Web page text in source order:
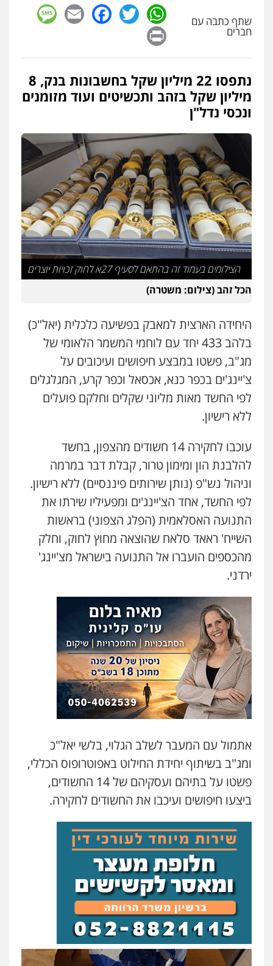
עו"ד שרון נהרי
צווארון לבן
בינלאומי הליכי הסגרה
עו"ד (רו"ח) יואב ציוני
עבירות מס הלבנת הון שומות וערעורי מס
עו"ד ד"ר איתן פינקלשטיין
כלכלי הלבנת הון חילוט ייעוץ לעורכי דין
0507061374
מצגר ושות', חברת עורכי דין
נדל"ן / עסקים משפחה תעבורה כלכלי
הוצאה לפועל
0545402829
0545577862
עו"ד יוסי חמצני
כלכלי צווארון לבן פשיעה כלכלית עבירות
מס הלבנת הון
0505471497
גיל דביר – משרד עורכי דין
פלילי פשיעה כלכלית צווארון לבן
0506217771
עו"ד אביגדור פלדמן
פלילי אסירים צווארון לבן זכויות אדם אזרחי
0505345826
0528758840
דוד אפרים משרד עורכי דין
פלילי צווארון לבן מס הכנסה מע"מ
0506209859
שתף כתבה עם
חברים
WhatsApp
Twitter
Facebook
Email
נתפסו 22 מיליון שקל בחשבונות בנק, 8
מיליון שקל בזהב ותכשיטים ועוד מזומנים
ונכסי נדל"ן
הצילומים בעמוד זה בהתאם לסעיף 27א לחוק זכויות יוצרים
הכל זהב (צילום: משטרה)
היחידה הארצית למאבק בפשיעה כלכלית (יאל"כ)
בלהב 433 יחד עם לוחמי המשמר הלאומי של
מג"ב, פשטו במבצע חיפושים ועיכובים על
צ'יינג'ים בכפר כנא, אכסאל וכפר קרע, המגלגלים
לפי החשד מאות מליוני שקלים וחלקם פועלים
ללא רישיון.
עוכבו לחקירה 14 חשודים מהצפון, בחשד
להלבנת הון ומימון טרור, קבלת דבר במרמה
וניהול נש"פ (נותן שירותים פיננסיים) ללא רישיון.
לפי החשד, אחד הצ'יינג'ים ומפעיליו שירתו את
התנועה האסלאמית (הפלג הצפוני) בראשות
השייח' ראאד סלאח שהוצאה מחוץ לחוק, וחלק
מהכספים הועברו אל התנועה בישראל מצ'יינג'
ירדני.
אתמול עם המעבר לשלב הגלוי, בלשי יאל"כ
ומג"ב בשיתוף יחידת החילוט באפוטרופוס הכללי,
פשטו על בתיהם ועסקיהם של 14 החשודים,
ביצעו חיפושים ועיכבו את החשודים לחקירה.